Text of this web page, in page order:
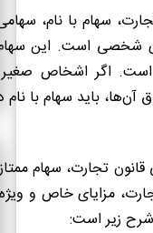
قانون تجارت، سهام با
شخصی است. این سهام
اگر اشخاص
باید سهام با نام
۲۴ لایحه اصلاحی قانون تجارت،
مزایای خاص و
شرح زیر است: